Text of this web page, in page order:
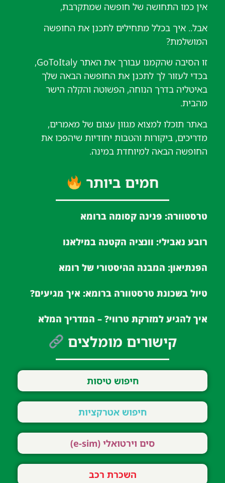
אין כמו התחושה של חופשה שמתקרבת,
אבל.. איך בכלל מתחילים לתכנן את החופשה
המושלמת?
זו הסיבה שהקמנו עבורך את האתר GoToItaly,
בכדי לעזור לך לתכנן את החופשה הבאה שלך
באיטליה בדרך הנוחה, הפשוטה והקלה הישר
מהבית.
באתר תוכלו למצוא מגוון עצום של מאמרים,
מדריכים, ביקורות והטבות יחודיות שיהפכו את
החופשה הבאה למיוחדת במינה.
חמים ביותר
טרסטוורה: פנינה קסומה ברומא
רובע נאבילי: וונציה הקטנה במילאנו
הפנתיאון: המבנה ההיסטורי של רומא
טיול בשכונת טרסטוורה ברומא: איך מגיעים?
איך להגיע למזרקת טרווי? – המדריך המלא
קישורים מומלצים
חיפוש טיסות
חיפוש אטרקציות
סים וירטואלי (e-sim)
השכרת רכב